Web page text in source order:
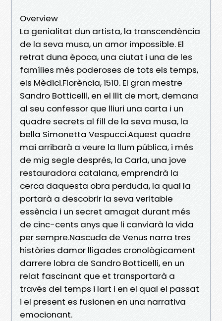
Overview
La genialitat dun artista, la transcendència
de la seva musa, un amor impossible. El
retrat duna època, una ciutat i una de les
famílies més poderoses de tots els temps,
els Mèdici.Florència, 1510. El gran mestre
Sandro Botticelli, en el llit de mort, demana
al seu confessor que lliuri una carta i un
quadre secrets al fill de la seva musa, la
bella Simonetta Vespucci.Aquest quadre
mai arribarà a veure la llum pública, i més
de mig segle després, la Carla, una jove
restauradora catalana, emprendrà la
cerca daquesta obra perduda, la qual la
portarà a descobrir la seva veritable
essència i un secret amagat durant més
de cinc-cents anys que li canviarà la vida
per sempre.Nascuda de Venus narra tres
històries damor lligades cronològicament
darrere lobra de Sandro Botticelli, en un
relat fascinant que et transportarà a
través del temps i lart i en el qual el passat
i el present es fusionen en una narrativa
emocionant.